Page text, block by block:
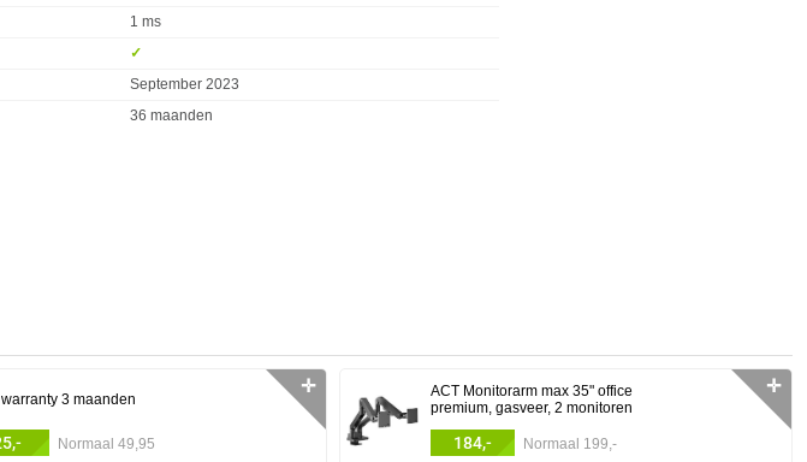
1 ms
✓︎
September 2023
36 maanden
3 maanden
Normaal 49,95
✛
ACT Monitorarm max 35" office
premium, gasveer, 2 monitoren
184,- Normaal 199,-
✛